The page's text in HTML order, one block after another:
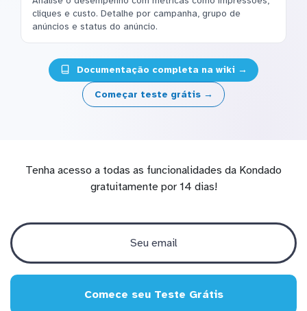
cliques e custo. Detalhe por campanha, grupo de
anúncios e status do anúncio.
Documentação completa na wiki →
Começar teste grátis →
Tenha acesso a todas as funcionalidades da Kondado
gratuitamente por 14 dias!
Comece seu Teste Grátis